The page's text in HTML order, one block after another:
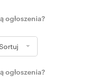
ogłoszenia?
Sortuj
ogłoszenia?